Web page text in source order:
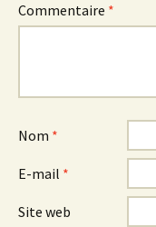
Commentaire *
Nom *
E-mail *
Site web